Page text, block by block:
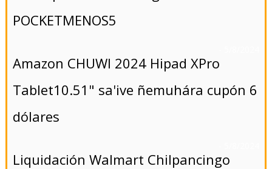
POCKETMENOS5
Amazon CHUWI 2024 Hipad XPro
Tablet10.51" sa'ive ñemuhára cupón 6
dólares
Liquidación Walmart Chilpancingo